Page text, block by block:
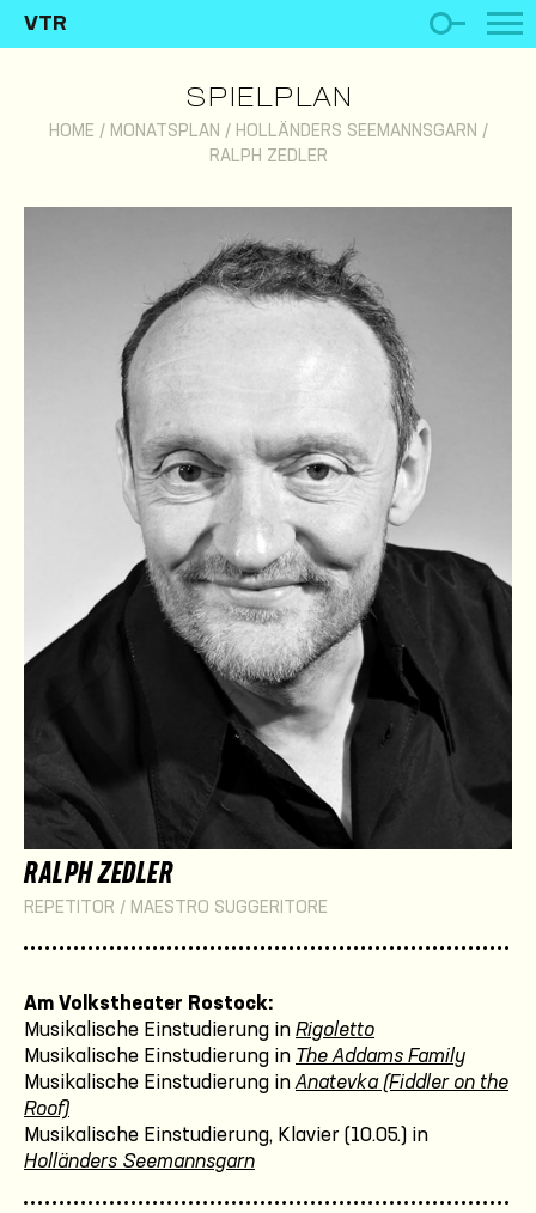
VTR
SPIELPLAN
HOME / MONATSPLAN / HOLLÄNDERS SEEMANNSGARN /
RALPH ZEDLER
RALPH ZEDLER
REPETITOR / MAESTRO SUGGERITORE
Am Volkstheater Rostock:
Musikalische Einstudierung in Rigoletto
Musikalische Einstudierung in The Addams Family
Musikalische Einstudierung in Anatevka (Fiddler on the
Roof)
Musikalische Einstudierung, Klavier (10.05.) in
Holländers Seemannsgarn